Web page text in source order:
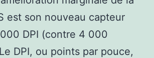
est son nouveau capteur
DPI (contre 4 000
DPI, ou points par pouce,